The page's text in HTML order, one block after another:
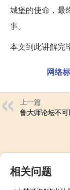
城堡的使命，最
事。
本文到此讲解完
网络
上一篇
鲁大师论坛不可
相关问题